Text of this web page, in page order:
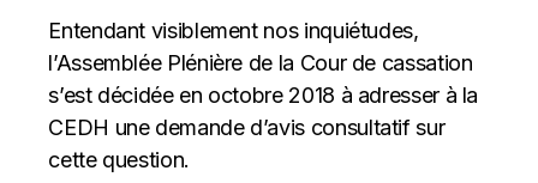
Entendant visiblement nos inquiétudes,
l’Assemblée Plénière de la Cour de cassation
s’est décidée en octobre 2018 à adresser à la
CEDH une demande d’avis consultatif sur
cette question.